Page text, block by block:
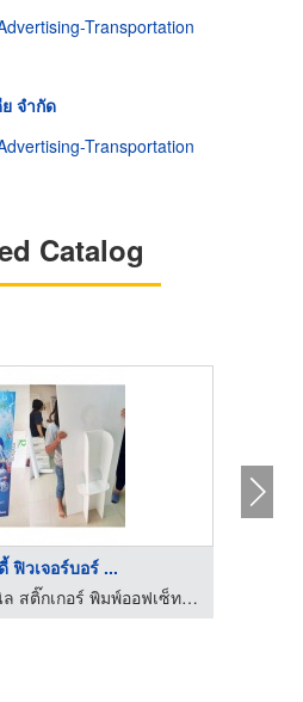
Transportation
จำกัด
Transportation
Catalog
ฟิวเจอร์บอร์ ...
โรงพิมพ์ สั่งทำไวนิล สติ๊กเกอร์ พิมพ์ออฟเซ็ท ดิจิตอลพริ้นติ้ง - นรภัทร พริ้นติ้ง แอนด์ ซัพพลายส์